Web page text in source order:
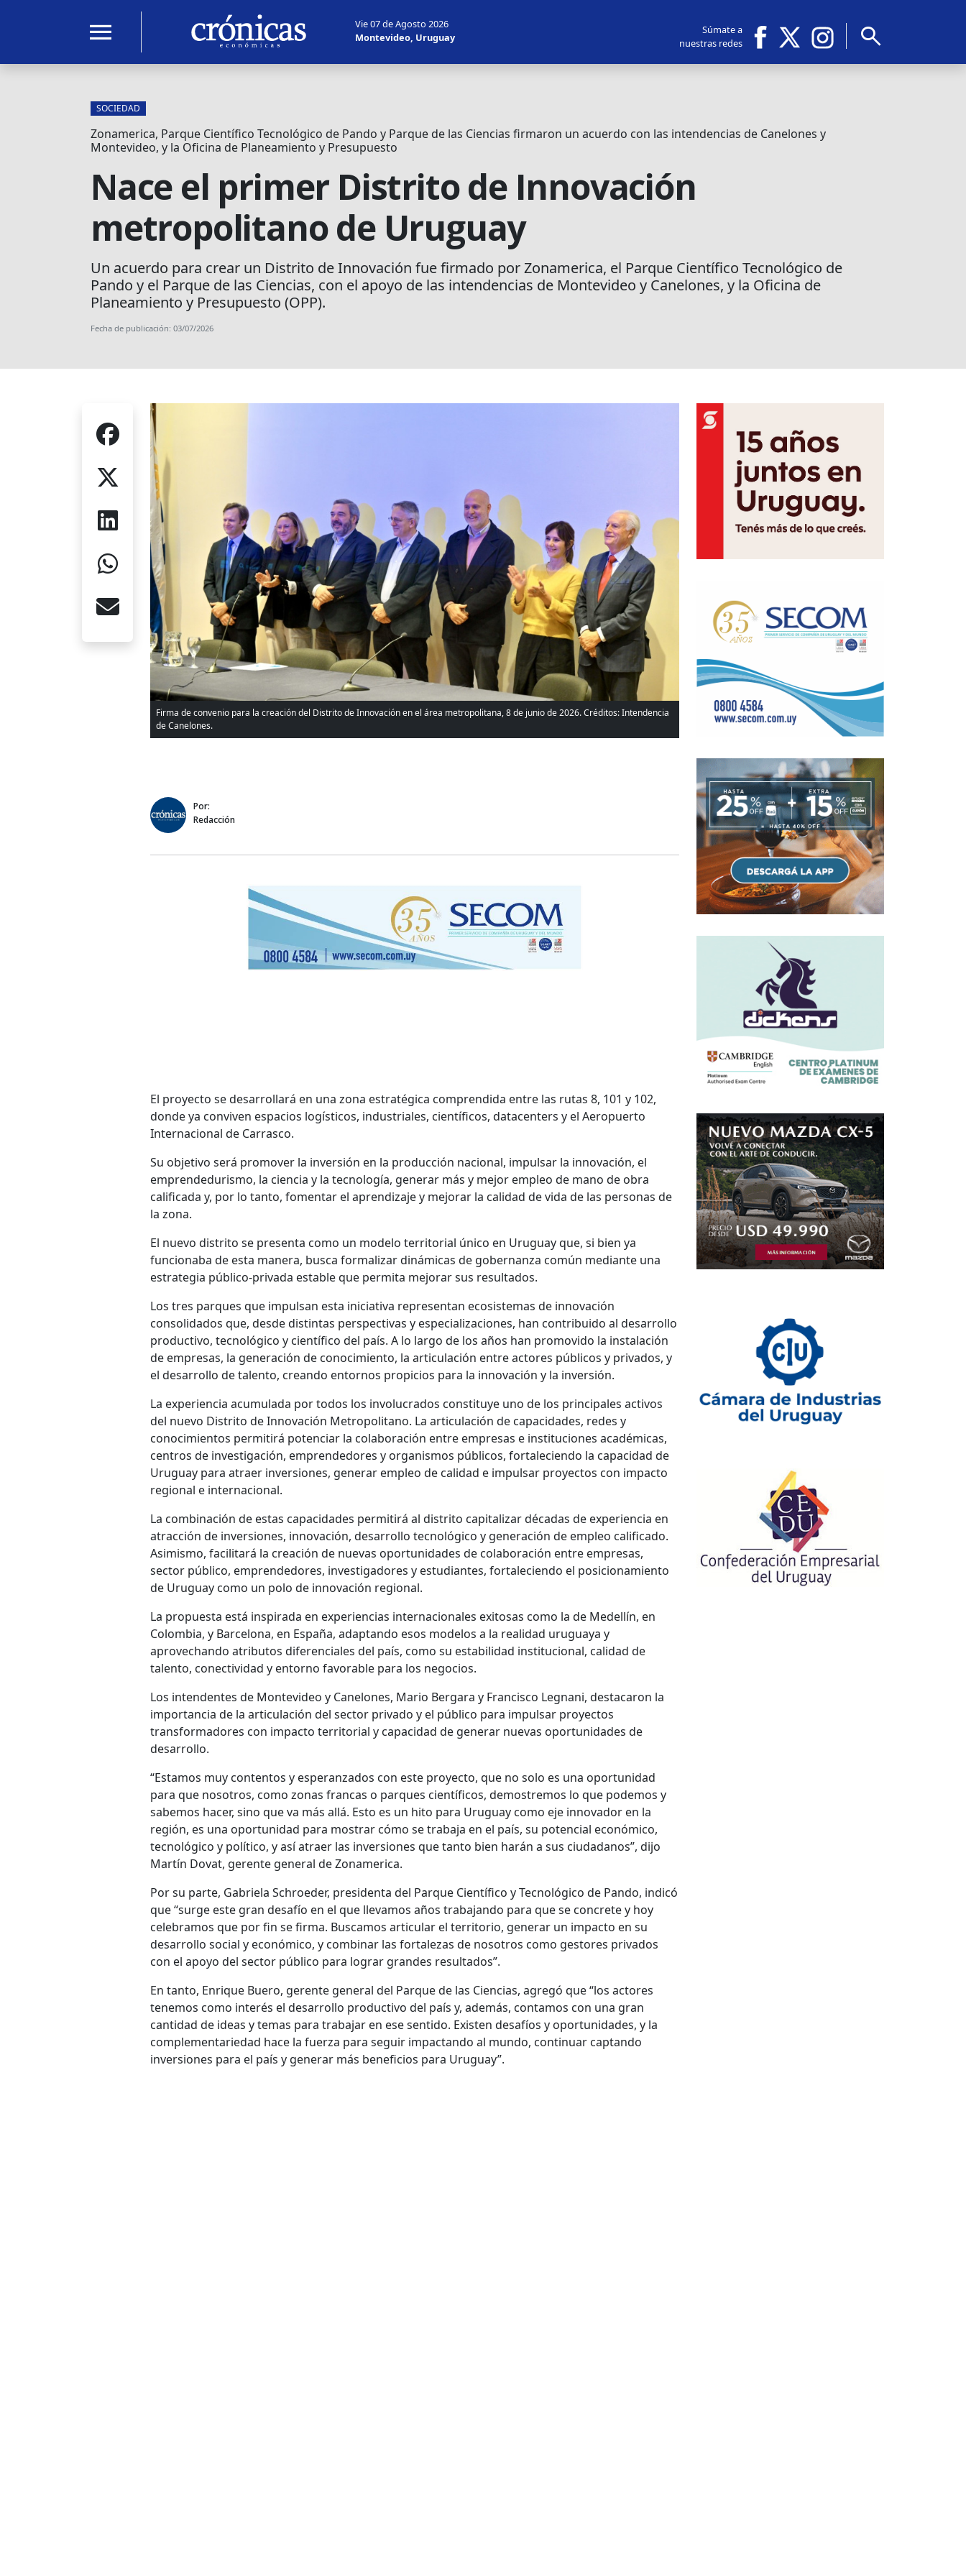
menu
Vie 07 de Agosto 2026
Montevideo, Uruguay
Súmate a
nuestras redes
search
SOCIEDAD
Zonamerica, Parque Científico Tecnológico de Pando y Parque de las Ciencias firmaron un acuerdo con las intendencias de Canelones y
Montevideo, y la Oficina de Planeamiento y Presupuesto
Nace el primer Distrito de Innovación
metropolitano de Uruguay
Un acuerdo para crear un Distrito de Innovación fue firmado por Zonamerica, el Parque Científico Tecnológico de
Pando y el Parque de las Ciencias, con el apoyo de las intendencias de Montevideo y Canelones, y la Oficina de
Planeamiento y Presupuesto (OPP).
Fecha de publicación: 03/07/2026
Firma de convenio para la creación del Distrito de Innovación en el área metropolitana, 8 de junio de 2026. Créditos: Intendencia
de Canelones.
Por:
Redacción
El proyecto se desarrollará en una zona estratégica comprendida entre las rutas 8, 101 y 102,
donde ya conviven espacios logísticos, industriales, científicos, datacenters y el Aeropuerto
Internacional de Carrasco.
Su objetivo será promover la inversión en la producción nacional, impulsar la innovación, el
emprendedurismo, la ciencia y la tecnología, generar más y mejor empleo de mano de obra
calificada y, por lo tanto, fomentar el aprendizaje y mejorar la calidad de vida de las personas de
la zona.
El nuevo distrito se presenta como un modelo territorial único en Uruguay que, si bien ya
funcionaba de esta manera, busca formalizar dinámicas de gobernanza común mediante una
estrategia público-privada estable que permita mejorar sus resultados.
Los tres parques que impulsan esta iniciativa representan ecosistemas de innovación
consolidados que, desde distintas perspectivas y especializaciones, han contribuido al desarrollo
productivo, tecnológico y científico del país. A lo largo de los años han promovido la instalación
de empresas, la generación de conocimiento, la articulación entre actores públicos y privados, y
el desarrollo de talento, creando entornos propicios para la innovación y la inversión.
La experiencia acumulada por todos los involucrados constituye uno de los principales activos
del nuevo Distrito de Innovación Metropolitano. La articulación de capacidades, redes y
conocimientos permitirá potenciar la colaboración entre empresas e instituciones académicas,
centros de investigación, emprendedores y organismos públicos, fortaleciendo la capacidad de
Uruguay para atraer inversiones, generar empleo de calidad e impulsar proyectos con impacto
regional e internacional.
La combinación de estas capacidades permitirá al distrito capitalizar décadas de experiencia en
atracción de inversiones, innovación, desarrollo tecnológico y generación de empleo calificado.
Asimismo, facilitará la creación de nuevas oportunidades de colaboración entre empresas,
sector público, emprendedores, investigadores y estudiantes, fortaleciendo el posicionamiento
de Uruguay como un polo de innovación regional.
La propuesta está inspirada en experiencias internacionales exitosas como la de Medellín, en
Colombia, y Barcelona, en España, adaptando esos modelos a la realidad uruguaya y
aprovechando atributos diferenciales del país, como su estabilidad institucional, calidad de
talento, conectividad y entorno favorable para los negocios.
Los intendentes de Montevideo y Canelones, Mario Bergara y Francisco Legnani, destacaron la
importancia de la articulación del sector privado y el público para impulsar proyectos
transformadores con impacto territorial y capacidad de generar nuevas oportunidades de
desarrollo.
“Estamos muy contentos y esperanzados con este proyecto, que no solo es una oportunidad
para que nosotros, como zonas francas o parques científicos, demostremos lo que podemos y
sabemos hacer, sino que va más allá. Esto es un hito para Uruguay como eje innovador en la
región, es una oportunidad para mostrar cómo se trabaja en el país, su potencial económico,
tecnológico y político, y así atraer las inversiones que tanto bien harán a sus ciudadanos”, dijo
Martín Dovat, gerente general de Zonamerica.
Por su parte, Gabriela Schroeder, presidenta del Parque Científico y Tecnológico de Pando, indicó
que “surge este gran desafío en el que llevamos años trabajando para que se concrete y hoy
celebramos que por fin se firma. Buscamos articular el territorio, generar un impacto en su
desarrollo social y económico, y combinar las fortalezas de nosotros como gestores privados
con el apoyo del sector público para lograr grandes resultados”.
En tanto, Enrique Buero, gerente general del Parque de las Ciencias, agregó que “los actores
tenemos como interés el desarrollo productivo del país y, además, contamos con una gran
cantidad de ideas y temas para trabajar en ese sentido. Existen desafíos y oportunidades, y la
complementariedad hace la fuerza para seguir impactando al mundo, continuar captando
inversiones para el país y generar más beneficios para Uruguay”.